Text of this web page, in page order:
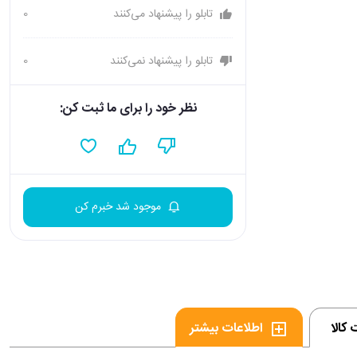
تابلو را پیشنهاد می‌کنند 0
تابلو را پیشنهاد نمی‌کنند 0
نظر خود را برای ما ثبت کن:
موجود شد خبرم کن
کالا اطلاعات بیشتر